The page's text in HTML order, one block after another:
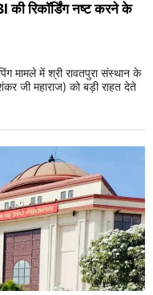
की रिकॉर्डिंग नष्ट करने के
मामले में श्री रावतपुरा संस्थान के
जी महाराज) को बड़ी राहत देते